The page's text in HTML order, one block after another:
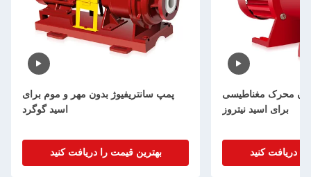
پمپ سانتریفیوژ بدون مهر و موم برای
اسید گوگرد
بهترین قیمت را دریافت کنید
محرک مغناطیسی
برای اسید نیتروز
دریافت کنید